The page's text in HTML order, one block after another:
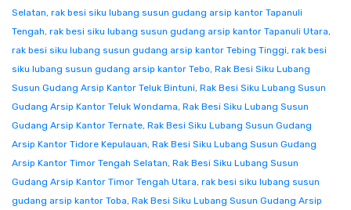
Selatan, rak besi siku lubang susun gudang arsip kantor Tapanuli
Tengah, rak besi siku lubang susun gudang arsip kantor Tapanuli Utara,
rak besi siku lubang susun gudang arsip kantor Tebing Tinggi, rak besi
siku lubang susun gudang arsip kantor Tebo, Rak Besi Siku Lubang
Susun Gudang Arsip Kantor Teluk Bintuni, Rak Besi Siku Lubang Susun
Gudang Arsip Kantor Teluk Wondama, Rak Besi Siku Lubang Susun
Gudang Arsip Kantor Ternate, Rak Besi Siku Lubang Susun Gudang
Arsip Kantor Tidore Kepulauan, Rak Besi Siku Lubang Susun Gudang
Arsip Kantor Timor Tengah Selatan, Rak Besi Siku Lubang Susun
Gudang Arsip Kantor Timor Tengah Utara, rak besi siku lubang susun
gudang arsip kantor Toba, Rak Besi Siku Lubang Susun Gudang Arsip